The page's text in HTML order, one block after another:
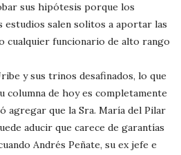
sus hipótesis porque los
estudios salen solitos a aportar las
cualquier funcionario de alto rango
y sus trinos desafinados, lo que
columna de hoy es completamente
agregar que la Sra. María del Pilar
aducir que carece de garantías
Andrés Peñate, su ex jefe e